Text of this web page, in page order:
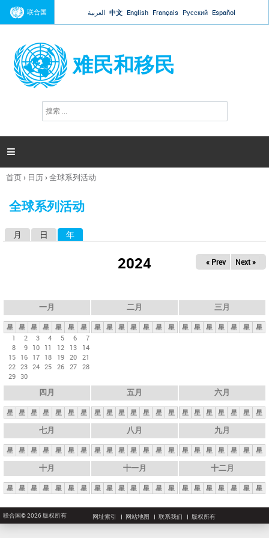
Jump to navigation
联合国 العربية 中文 English Français Русский Español
难民和移民
搜
索

你
这
首页› 日历›全球系列活动
全球系列活动
月 日 年
2024 « Prev Next »
一月
星 星 星 星 星 星
星
1
2 3 4 5 6
7
8
9 10 11 12 13
14
15 16 17 18 19 20 21
22 23 24 25 26 27 28
29 30
二月
星 星 星 星 星 星 星
三月
星 星 星 星 星 星 星
四月
星 星 星 星 星 星 星
五月
星 星 星 星 星 星 星
六月
星 星 星 星 星 星 星
七月
星 星 星 星 星 星 星
八月
星 星 星 星 星 星 星
九月
星 星 星 星 星 星 星
十月
星 星 星 星 星 星 星
十一月
星 星 星 星 星 星 星
十二月
星 星 星 星 星 星 星
联合国© 2026 版权所有 网址索引 网站地图 联系我们 版权所有